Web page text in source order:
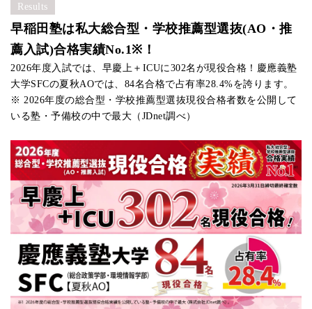
学部
入試方式
出願時期
成績
英語資格
医学部
健康総合科学
推薦入試
10月中旬〜11月上旬 指定なし
指定なし
・ 高いチャレンジ精神を示す課外活動体験についての資料（数
・ 高いリーダーシップ，チームの調整力を示す組織のリーダー
・ 学内外における研究発表会・コンテストなどにおいて顕著な
・ 高い英語の語学力を示す資料
学部
入試方式
出願時期
成績
(評定平均)
教育学部
推薦入試
10月中旬〜11月上旬 指定なし
Results
早稲田塾は私大総合型・学校推薦型選抜(AO・推
薦入試)合格実績No.1※！
2026年度入試では、早慶上＋ICUに302名が現役合格！慶應義塾
大学SFCの夏秋AOでは、84名合格で占有率28.4%を誇ります。
※ 2026年度の総合型・学校推薦型選抜現役合格者数を公開して
いる塾・予備校の中で最大（JDnet調べ）